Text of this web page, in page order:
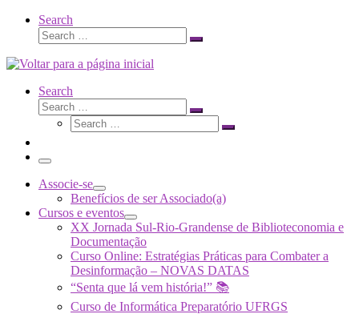
Search
Search
Search
Search
Search
Search
Search
Search
Menu
Associe-se
Benefícios de ser Associado(a)
Cursos e eventos
XX Jornada Sul-Rio-Grandense de Biblioteconomia e
Documentação
Curso Online: Estratégias Práticas para Combater a
Desinformação – NOVAS DATAS
“Senta que lá vem história!” 📚
Curso de Informática Preparatório UFRGS